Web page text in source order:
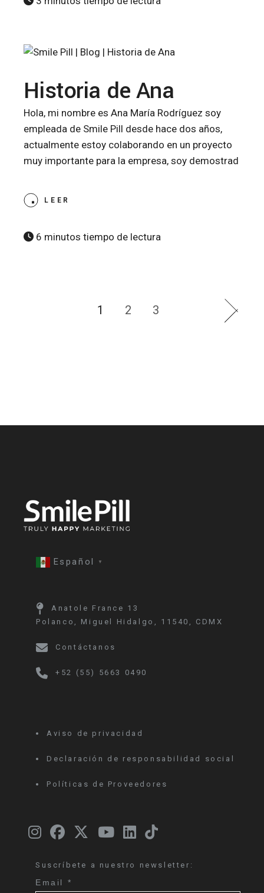
Historia de Ana
Hola, mi nombre es Ana María Rodríguez soy
empleada de Smile Pill desde hace dos años,
actualmente estoy colaborando en un proyecto
muy importante para la empresa, soy demostrad
LEER
6 minutos tiempo de lectura
Paginación
1 2 3
Español ▼
Anatole France 13
Polanco, Miguel Hidalgo, 11540, CDMX
Contáctanos
+52 (55) 5663 0490
Aviso de privacidad
Declaración de responsabilidad social
Políticas de Proveedores
Suscríbete a nuestro newsletter:
Email *